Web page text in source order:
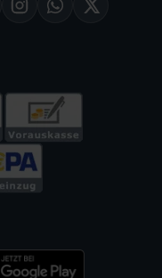
InstagramWhatsApp
X